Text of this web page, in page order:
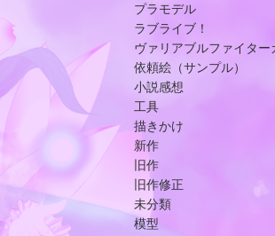
プラモデル
ラブライブ！
ヴァリアブルファイター
依頼絵（サンプル）
小説感想
工具
描きかけ
新作
旧作
旧作修正
未分類
模型